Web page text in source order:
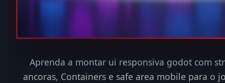
Aprenda a montar ui responsiva godot com
ancoras, Containers e safe area mobile para o